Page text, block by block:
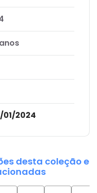
01/2024
desta coleção e